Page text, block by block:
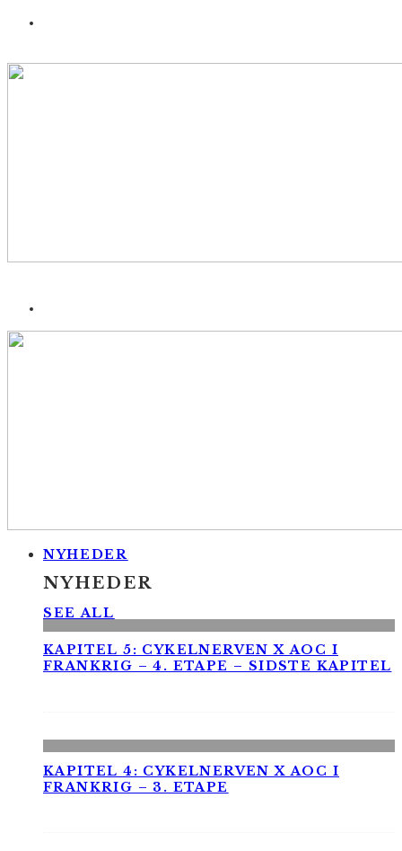
NYHEDER
NYHEDER
SEE ALL
KAPITEL 5: CYKELNERVEN X AOC I
FRANKRIG – 4. ETAPE – SIDSTE KAPITEL
KAPITEL 4: CYKELNERVEN X AOC I
FRANKRIG – 3. ETAPE